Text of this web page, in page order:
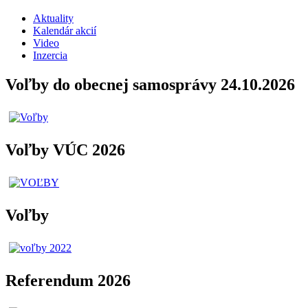
Aktuality
Kalendár akcií
Video
Inzercia
Voľby do obecnej samosprávy 24.10.2026
Voľby VÚC 2026
Voľby
Referendum 2026